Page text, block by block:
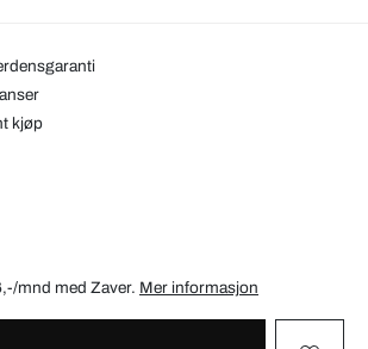
kjøp
mnd med Zaver. Mer informasjon